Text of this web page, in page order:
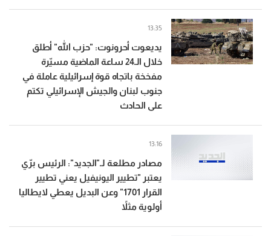
يديعوت أحرونوت: "حزب الله" أطلق
خلال الـ24 ساعة الماضية مسيّرة
مفخخة باتجاه قوة إسرائيلية عاملة في
جنوب لبنان والجيش الإسرائيلي تكتم
على الحادث
13:35
مصادر مطلعة لـ"الجديد": الرئيس برّي
يعتبر "تطيير اليونيفيل يعني تطيير
القرار 1701" وعن البديل يعطي لايطاليا
أولوية مثلاً
13:16